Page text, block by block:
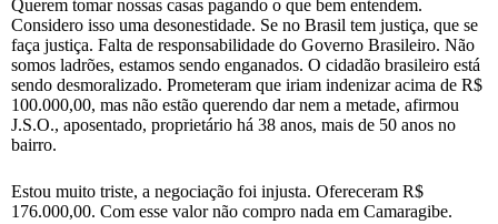
Querem tomar nossas casas pagando o que bem entendem.
Considero isso uma desonestidade. Se no Brasil tem justiça, que se
faça justiça. Falta de responsabilidade do Governo Brasileiro. Não
somos ladrões, estamos sendo enganados. O cidadão brasileiro está
sendo desmoralizado. Prometeram que iriam indenizar acima de R$
100.000,00, mas não estão querendo dar nem a metade, afirmou
J.S.O., aposentado, proprietário há 38 anos, mais de 50 anos no
bairro.
Estou muito triste, a negociação foi injusta. Ofereceram R$
176.000,00. Com esse valor não compro nada em Camaragibe.